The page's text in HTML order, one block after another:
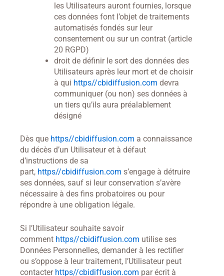
les Utilisateurs auront fournies, lorsque
ces données font l’objet de traitements
automatisés fondés sur leur
consentement ou sur un contrat (article
20 RGPD)
droit de définir le sort des données des
Utilisateurs après leur mort et de choisir
à qui https//cbidiffusion.com devra
communiquer (ou non) ses données à
un tiers qu’ils aura préalablement
désigné
Dès que https//cbidiffusion.com a connaissance
du décès d’un Utilisateur et à défaut
d’instructions de sa
part, https//cbidiffusion.com s’engage à détruire
ses données, sauf si leur conservation s’avère
nécessaire à des fins probatoires ou pour
répondre à une obligation légale.
Si l’Utilisateur souhaite savoir
comment https//cbidiffusion.com utilise ses
Données Personnelles, demander à les rectifier
ou s’oppose à leur traitement, l’Utilisateur peut
contacter https//cbidiffusion.com par écrit à